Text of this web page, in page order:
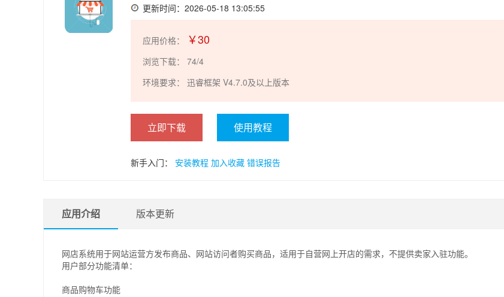
更新时间：2026-05-18 13:05:55
应用价格： ￥30
浏览下载： 74/4
环境要求： 迅睿框架 V4.7.0及以上版本
立即下载 使用教程
新手入门： 安装教程 加入收藏 错误报告
应用介绍 版本更新
网店系统用于网站运营方发布商品、网站访问者购买商品，适用于自营网上开店的需求，不提供卖家入驻功能。
用户部分功能清单：
商品购物车功能